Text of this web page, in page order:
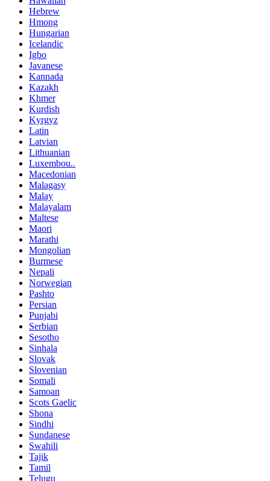
Hebrew
Hmong
Hungarian
Icelandic
Igbo
Javanese
Kannada
Kazakh
Khmer
Kurdish
Kyrgyz
Latin
Latvian
Lithuanian
Luxembou..
Macedonian
Malagasy
Malay
Malayalam
Maltese
Maori
Marathi
Mongolian
Burmese
Nepali
Norwegian
Pashto
Persian
Punjabi
Serbian
Sesotho
Sinhala
Slovak
Slovenian
Somali
Samoan
Scots Gaelic
Shona
Sindhi
Sundanese
Swahili
Tajik
Tamil
Telugu